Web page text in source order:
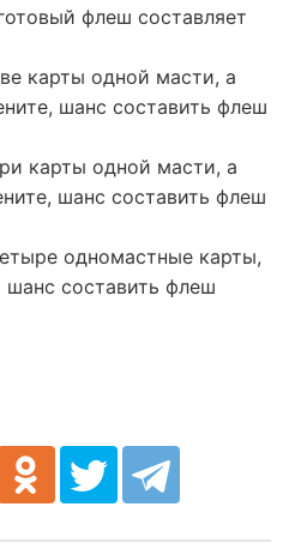
флеш составляет
карты одной масти, а
шанс составить флеш
карты одной масти, а
шанс составить флеш
одномастные карты,
шанс составить флеш